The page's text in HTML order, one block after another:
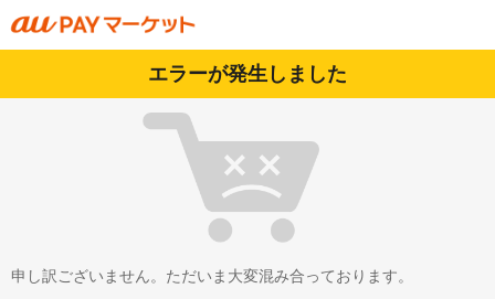
エラーが発生しました
申し訳ございません。ただいま大変混み合っております。